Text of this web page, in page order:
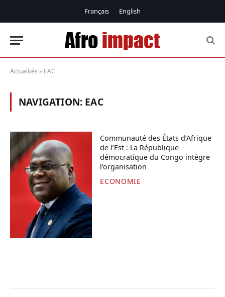
Français English
Actualités » EAC
NAVIGATION: EAC
Communauté des États d’Afrique
de l’Est : La République
démocratique du Congo intègre
l’organisation
ECONOMIE